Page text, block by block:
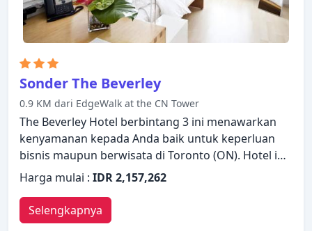
Sonder The Beverley
0.9 KM dari EdgeWalk at the CN Tower
The Beverley Hotel berbintang 3 ini menawarkan
kenyamanan kepada Anda baik untuk keperluan
bisnis maupun berwisata di Toronto (ON). Hotel ini
menawarkan berbagai fasilitas untuk memastikan
Anda mendapatkan pengalaman yang luar biasa.
Wi-Fi gratis di semua kamar, resepsionis 24 jam,
fasilitas bagi tamu dengan kebutuhan khusus,
Harga mulai : IDR 2,157,262
Selengkapnya